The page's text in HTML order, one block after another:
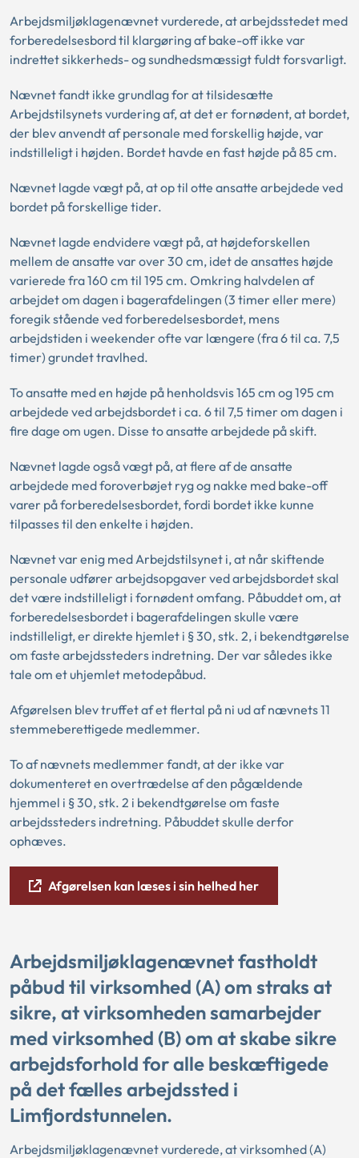
Arbejdsmiljøklagenævnet vurderede, at arbejdsstedet med
forberedelsesbord til klargøring af bake-off ikke var
indrettet sikkerheds- og sundhedsmæssigt fuldt forsvarligt.
Nævnet fandt ikke grundlag for at tilsidesætte
Arbejdstilsynets vurdering af, at det er fornødent, at bordet,
der blev anvendt af personale med forskellig højde, var
indstilleligt i højden. Bordet havde en fast højde på 85 cm.
Nævnet lagde vægt på, at op til otte ansatte arbejdede ved
bordet på forskellige tider.
Nævnet lagde endvidere vægt på, at højdeforskellen
mellem de ansatte var over 30 cm, idet de ansattes højde
varierede fra 160 cm til 195 cm. Omkring halvdelen af
arbejdet om dagen i bagerafdelingen (3 timer eller mere)
foregik stående ved forberedelsesbordet, mens
arbejdstiden i weekender ofte var længere (fra 6 til ca. 7,5
timer) grundet travlhed.
To ansatte med en højde på henholdsvis 165 cm og 195 cm
arbejdede ved arbejdsbordet i ca. 6 til 7,5 timer om dagen i
fire dage om ugen. Disse to ansatte arbejdede på skift.
Nævnet lagde også vægt på, at flere af de ansatte
arbejdede med foroverbøjet ryg og nakke med bake-off
varer på forberedelsesbordet, fordi bordet ikke kunne
tilpasses til den enkelte i højden.
Nævnet var enig med Arbejdstilsynet i, at når skiftende
personale udfører arbejdsopgaver ved arbejdsbordet skal
det være indstilleligt i fornødent omfang. Påbuddet om, at
forberedelsesbordet i bagerafdelingen skulle være
indstilleligt, er direkte hjemlet i § 30, stk. 2, i bekendtgørelse
om faste arbejdssteders indretning. Der var således ikke
tale om et uhjemlet metodepåbud.
Afgørelsen blev truffet af et flertal på ni ud af nævnets 11
stemmeberettigede medlemmer.
To af nævnets medlemmer fandt, at der ikke var
dokumenteret en overtrædelse af den pågældende
hjemmel i § 30, stk. 2 i bekendtgørelse om faste
arbejdssteders indretning. Påbuddet skulle derfor
ophæves.
Afgørelsen kan læses i sin helhed her
Arbejdsmiljøklagenævnet fastholdt
påbud til virksomhed (A) om straks at
sikre, at virksomheden samarbejder
med virksomhed (B) om at skabe sikre
arbejdsforhold for alle beskæftigede
på det fælles arbejdssted i
Limfjordstunnelen.
Arbejdsmiljøklagenævnet vurderede, at virksomhed (A)